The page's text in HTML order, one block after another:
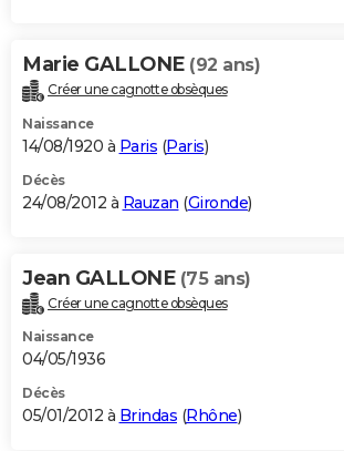
Marie GALLONE (92 ans)
Créer une cagnotte obsèques
Naissance
14/08/1920 à Paris (Paris)
Décès
24/08/2012 à Rauzan (Gironde)
Jean GALLONE (75 ans)
Créer une cagnotte obsèques
Naissance
04/05/1936
Décès
05/01/2012 à Brindas (Rhône)